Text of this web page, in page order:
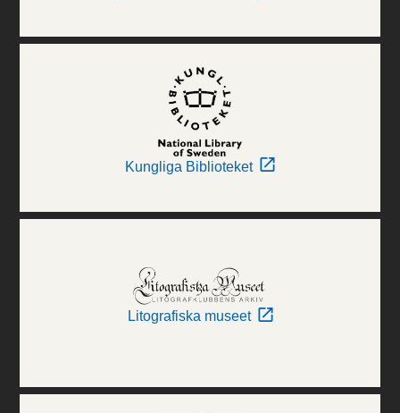
Kungliga Biblioteket
Litografiska museet